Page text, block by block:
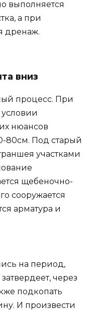
выполняется
а при
дренаж.
вниз
процесс. При
нюансов
80см. Под старый
участками
щебеночно-
сооружается
арматура и
на период,
через
подкопать
И произвести